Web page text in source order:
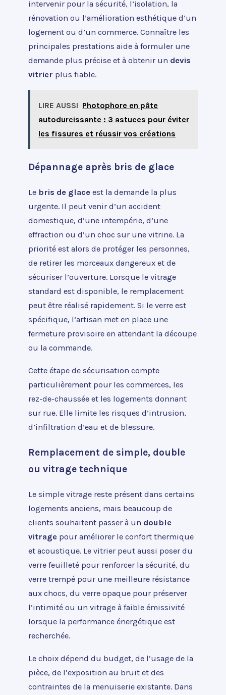
intervenir pour la sécurité, l’isolation, la
rénovation ou l’amélioration esthétique d’un
logement ou d’un commerce. Connaître les
principales prestations aide à formuler une
demande plus précise et à obtenir un devis
vitrier plus fiable.
LIRE AUSSI Photophore en pâte
autodurcissante : 3 astuces pour éviter
les fissures et réussir vos créations
Dépannage après bris de glace
Le bris de glace est la demande la plus
urgente. Il peut venir d’un accident
domestique, d’une intempérie, d’une
effraction ou d’un choc sur une vitrine. La
priorité est alors de protéger les personnes,
de retirer les morceaux dangereux et de
sécuriser l’ouverture. Lorsque le vitrage
standard est disponible, le remplacement
peut être réalisé rapidement. Si le verre est
spécifique, l’artisan met en place une
fermeture provisoire en attendant la découpe
ou la commande.
Cette étape de sécurisation compte
particulièrement pour les commerces, les
rez-de-chaussée et les logements donnant
sur rue. Elle limite les risques d’intrusion,
d’infiltration d’eau et de blessure.
Remplacement de simple, double
ou vitrage technique
Le simple vitrage reste présent dans certains
logements anciens, mais beaucoup de
clients souhaitent passer à un double
vitrage pour améliorer le confort thermique
et acoustique. Le vitrier peut aussi poser du
verre feuilleté pour renforcer la sécurité, du
verre trempé pour une meilleure résistance
aux chocs, du verre opaque pour préserver
l’intimité ou un vitrage à faible émissivité
lorsque la performance énergétique est
recherchée.
Le choix dépend du budget, de l’usage de la
pièce, de l’exposition au bruit et des
contraintes de la menuiserie existante. Dans